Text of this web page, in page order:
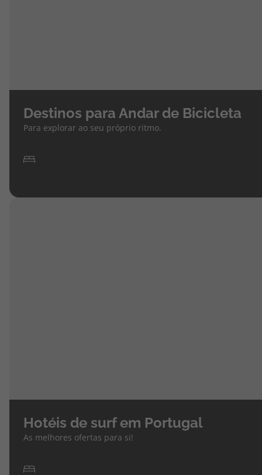
Destinos para Andar de Bicicleta
Para explorar ao seu próprio ritmo.
Hotéis de surf em Portugal
As melhores ofertas para si!